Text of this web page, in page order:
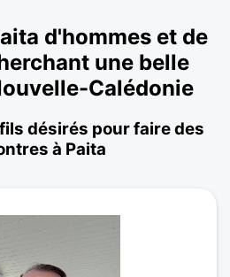
d'hommes et de
une belle
Calédonie
désirés pour faire des
à Paita